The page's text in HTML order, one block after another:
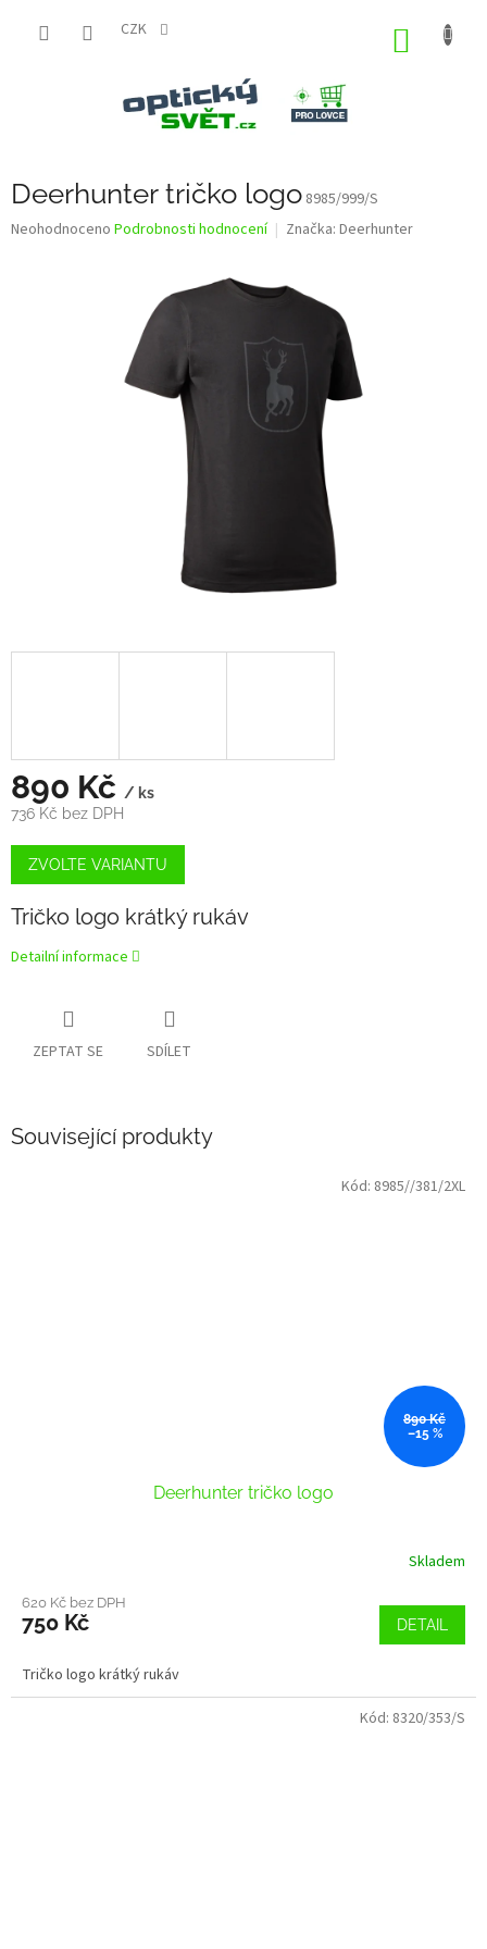
CZK
Deerhunter tričko logo 8985/999/S
Průměrné
Neohodnoceno Podrobnosti hodnocení Značka: Deerhunter
890 Kč / ks
736 Kč bez DPH
Měrná
cena:
ZVOLTE VARIANTU
Tričko logo krátký rukáv
Detailní informace
ZEPTAT SE SDÍLET
Související produkty
890 Kč
–15 %
Deerhunter tričko logo
Skladem
620 Kč bez DPH
750 Kč DETAIL
Tričko logo krátký rukáv
Kód: 8985//381/2XL
Kód: 8320/353/S